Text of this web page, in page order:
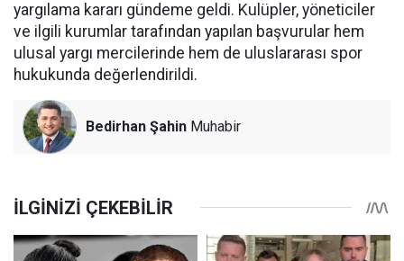
yargılama kararı gündeme geldi. Kulüpler, yöneticiler
ve ilgili kurumlar tarafından yapılan başvurular hem
ulusal yargı mercilerinde hem de uluslararası spor
hukukunda değerlendirildi.
Bedirhan Şahin Muhabir